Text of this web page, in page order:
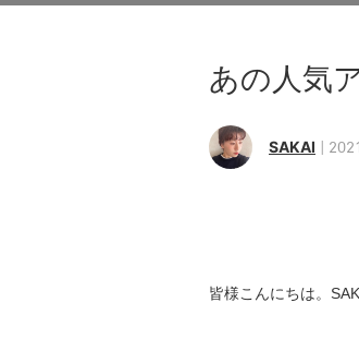
あの人気
SAKAI
皆様こんにちは。